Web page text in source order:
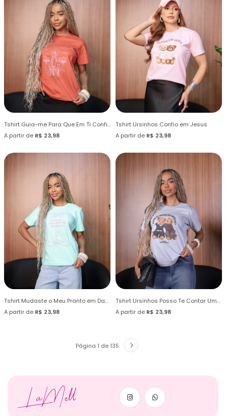
Tshirt Guia-me Para Que Em Ti Confie
A partir de R$ 23,98
Tshirt Ursinhos Confio em Jesus
A partir de R$ 23,98
Tshirt Mudaste o Meu Pranto em Dança
A partir de R$ 23,98
Tshirt Ursinhos Posso Te Contar Uma Novidade?
A partir de R$ 23,98
Página 1 de 135
LaMell